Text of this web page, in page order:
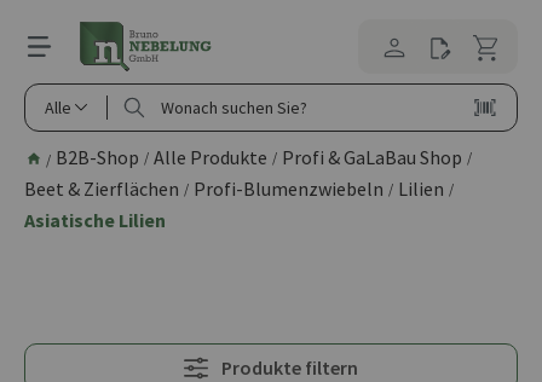
springen
Alle
/ B2B-Shop / Alle Produkte / Profi & GaLaBau Shop /
Beet & Zierflächen / Profi-Blumenzwiebeln / Lilien /
Asiatische Lilien
Produkte filtern